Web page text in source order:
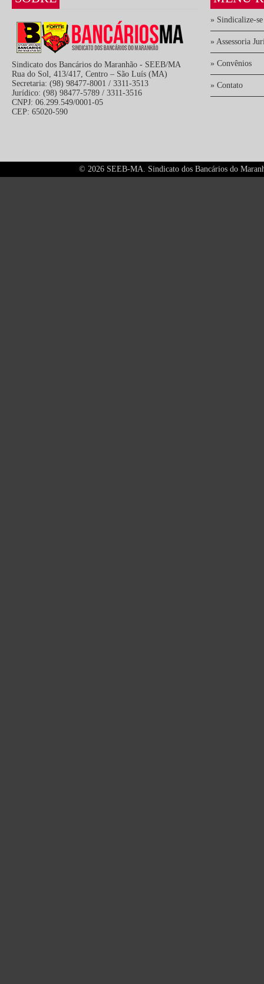
Sindicato dos Bancários do Maranhão - SEEB/MA
Rua do Sol, 413/417, Centro – São Luís (MA)
Secretaria: (98) 98477-8001 / 3311-3513
Jurídico: (98) 98477-5789 / 3311-3516
CNPJ: 06.299.549/0001-05
CEP: 65020-590
» Sindicalize-se
» Assessoria
» Convênios
» Contato
© 2026 SEEB-MA. Sindicato dos Bancários do